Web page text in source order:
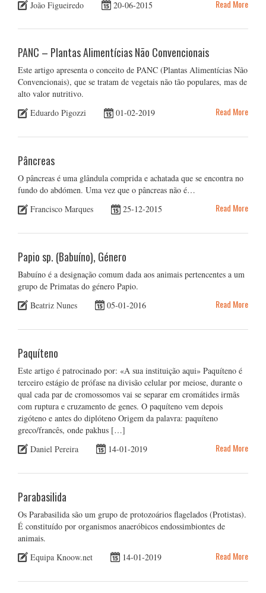
João Figueiredo
20-06-2015 Read More
PANC – Plantas Alimentícias Não Convencionais
Este artigo apresenta o conceito de PANC (Plantas Alimentícias Não
Convencionais), que se tratam de vegetais não tão populares, mas de
alto valor nutritivo.
Eduardo Pigozzi
01-02-2019 Read More
Pâncreas
O pâncreas é uma glândula comprida e achatada que se encontra no
fundo do abdómen. Uma vez que o pâncreas não é…
Francisco Marques
25-12-2015 Read More
Papio sp. (Babuíno), Género
Babuíno é a designação comum dada aos animais pertencentes a um
grupo de Primatas do género Papio.
Beatriz Nunes
05-01-2016 Read More
Paquíteno
Este artigo é patrocinado por: «A sua instituição aqui» Paquíteno é
terceiro estágio de prófase na divisão celular por meiose, durante o
qual cada par de cromossomos vai se separar em cromátides irmãs
com ruptura e cruzamento de genes. O paquíteno vem depois
zigóteno e antes do diplóteno Origem da palavra: paquíteno
greco/francês, onde pakhus […]
Daniel Pereira
14-01-2019 Read More
Parabasilida
Os Parabasilida são um grupo de protozoários flagelados (Protistas).
É constituído por organismos anaeróbicos endossimbiontes de
animais.
Equipa Knoow.net
14-01-2019 Read More